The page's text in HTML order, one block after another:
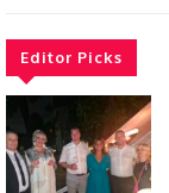
Editor Picks